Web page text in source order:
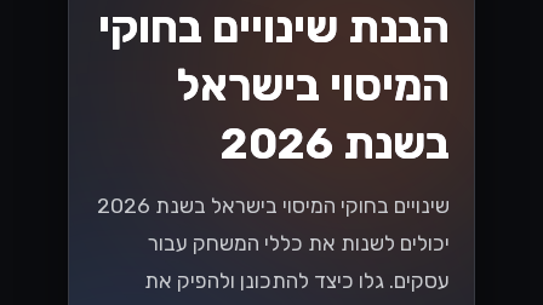
הבנת שינויים בחוקי
המיסוי בישראל
בשנת 2026
שינויים בחוקי המיסוי בישראל בשנת 2026
יכולים לשנות את כללי המשחק עבור
עסקים. גלו כיצד להתכונן ולהפיק את